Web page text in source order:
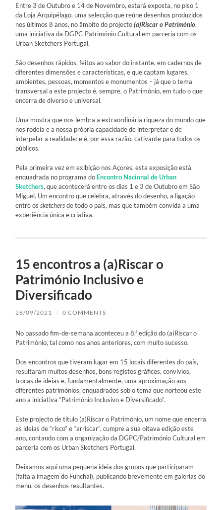
Entre 3 de Outubro e 14 de Novembro, estará exposta, no piso 1
da Loja Arquipélago, uma selecção que reúne desenhos produzidos
nos últimos 8 anos, no âmbito do projecto(a)Riscar o Património,
uma iniciativa da DGPC-Património Cultural em parceria com os
Urban Sketchers Portugal.
São desenhos rápidos, feitos ao sabor do instante, em cadernos de
diferentes dimensões e características, e que captam lugares,
ambientes, pessoas, momentos e monumentos – já que o tema
transversal a este projecto é, sempre, o Património, em tudo o que
encerra de diverso e universal.
Uma mostra que nos lembra a extraordinária riqueza do mundo que
nos rodeia e a nossa própria capacidade de interpretar e de
interpelar a realidade: e é, por essa razão, cativante para todos os
públicos.
Pela primeira vez em exibição nos Açores, esta exposição está
enquadrada no programa do Encontro Nacional de Urban
Sketchers, que acontecerá entre os dias 1 e 3 de Outubro em São
Miguel. Um encontro que celebra, através do desenho, a ligação
entre ossketchersde todo o país, mas que também convida a uma
experiência única e criativa.
15 encontros a (a)Riscar o
Património Inclusivo e
Diversificado
28/09/2021 / 0 COMMENTS
No passado fim-de-semana aconteceu a 8.ª edição do (a)Riscar o
Património, tal como nos anos anteriores, com muito sucesso.
Dos encontros que tiveram lugar em 15 locais diferentes do país,
resultaram muitos desenhos, bons registos gráficos, convívios,
trocas de ideias e, fundamentalmente, uma aproximação aos
diferentes patrimónios, enquadrados sob o tema que norteou este
ano a iniciativa “Património Inclusivo e Diversificado”.
Este projecto de título (a)Riscar o Património, um nome que encerra
as ideias de “risco” e “arriscar”, cumpre a sua oitava edição este
ano, contando com a organização da DGPC/Património Cultural em
parceria com os Urban Sketchers Portugal.
Deixamos aqui uma pequena ideia dos grupos que participaram
(falta a imagem do Funchal), publicando brevemente em galerias do
menu, os desenhos resultantes.